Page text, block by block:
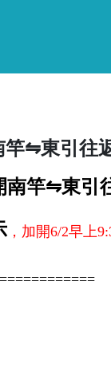
⇋東引往
南竿⇋東引
，加開6/2早上